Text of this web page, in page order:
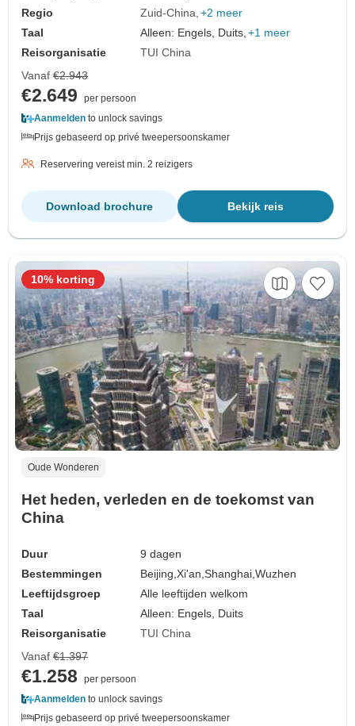
Regio
Zuid-China +2 meer
Taal
Alleen: Engels, Duits, +1 meer
Reisorganisatie
TUI China
Vanaf €2.943
€2.649
per persoon
Aanmelden to unlock savings
Prijs gebaseerd op privé tweepersoonskamer
Reservering vereist min. 2 reizigers
Bekijk reis
Download brochure
Oude Wonderen
Het heden, verleden en de toekomst van
China
Duur
9 dagen
Bestemmingen
Beijing,Xi'an,Shanghai,Wuzhen
Leeftijdsgroep
Alle leeftijden welkom
Taal
Alleen: Engels, Duits
Reisorganisatie
TUI China
10% korting
Vanaf €1.397
€1.258
per persoon
Aanmelden to unlock savings
Prijs gebaseerd op privé tweepersoonskamer